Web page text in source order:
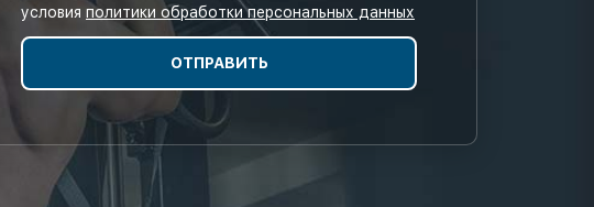
условия политики обработки персональных данных